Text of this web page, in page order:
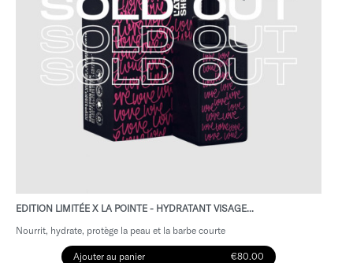
EDITION LIMITÉE X LA POINTE - HYDRATANT VISAGE...
Nourrit, hydrate, protège la peau et la barbe courte
Ajouter au panier €80.00